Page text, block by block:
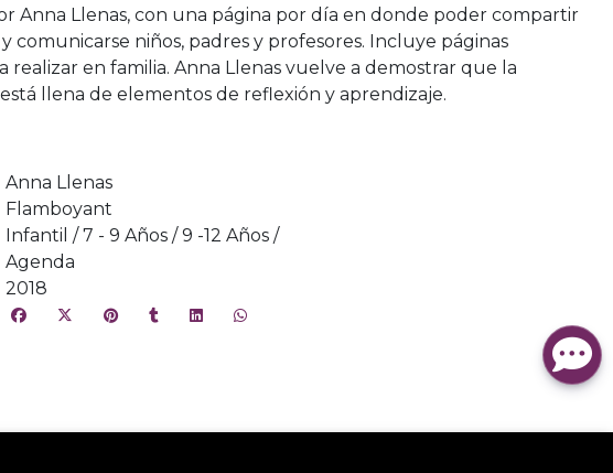
Anna Llenas, con una página por día en donde poder compartir
comunicarse niños, padres y profesores. Incluye páginas
realizar en familia. Anna Llenas vuelve a demostrar que la
llena de elementos de reflexión y aprendizaje.
Anna Llenas
Flamboyant
Infantil / 7 - 9 Años / 9 -12 Años /
Agenda
2018